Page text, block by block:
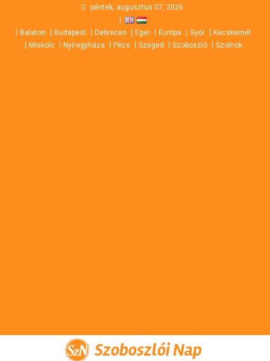
content
péntek, augusztus 07, 2026
Balaton Budapest Debrecen Eger Európa Győr
Kecskemét
Miskolc
Nyíregyháza Pécs Szeged Szoboszló Szolnok
Szoboszlói Nap